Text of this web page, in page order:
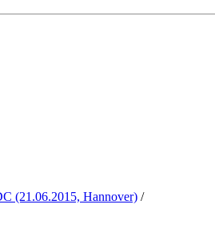
(21.06.2015, Hannover) /